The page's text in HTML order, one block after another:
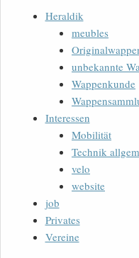
Heraldik
meubles
unbekannte
Wappenkunde
Interessen
Mobilität
Technik
velo
website
job
Privates
Vereine